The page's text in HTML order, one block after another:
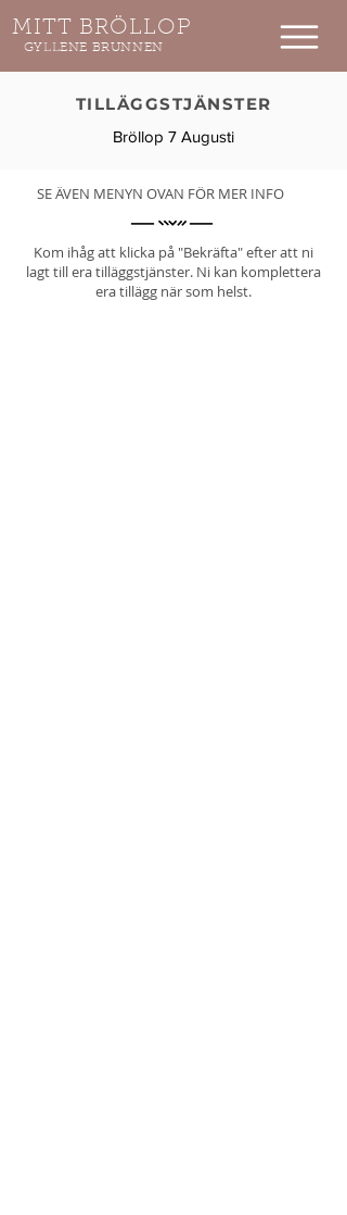
MITT BRÖLLOP
GYLLENE BRUNNEN
TILLÄGGSTJÄNSTER​
Bröllop 7 Augusti
Kom ihåg att klicka på "Bekräfta" efter att ni
lagt till era tilläggstjänster. Ni kan komplettera
era tillägg när som helst.
SE ÄVEN MENYN OVAN FÖR MER INFO